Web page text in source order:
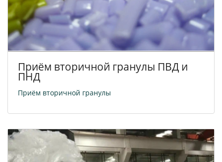
Приём вторичной гранулы ПВД и
ПНД
Приём вторичной гранулы